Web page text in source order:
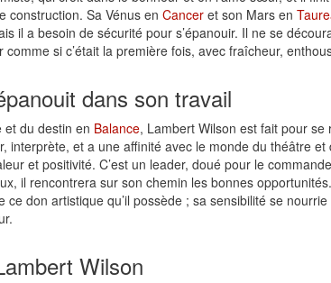
construction. Sa Vénus en Canceret son Mars en
il a besoin de sécurité pour s’épanouir. Il ne se
comme si c’était la première fois, avec fraîcheur,
dans son travail
et du destin en Balance, Lambert Wilson est fait pour
interprète, et a une affinité avec le monde du théâtre
et positivité. C’est un leader, doué pour le
il rencontrera sur son chemin les bonnes
ce don artistique qu’il possède ; sa sensibilité se nourrie
Wilson